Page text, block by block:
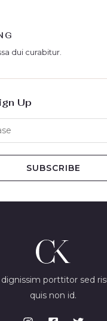
dui curabitur.
Up
SUBSCRIBE
porttitor sed
quis non id.